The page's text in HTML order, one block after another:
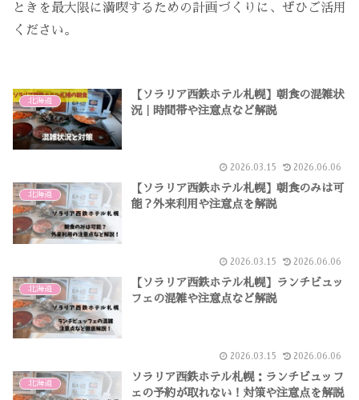
ときを最大限に満喫するための計画づくりに、ぜひご活用
ください。
北海道
【ソラリア西鉄ホテル札幌】朝食の混雑状
況｜時間帯や注意点など解説
2026.03.15 2026.06.06
北海道
【ソラリア西鉄ホテル札幌】朝食のみは可
能？外来利用や注意点を解説
2026.03.15 2026.06.06
北海道
【ソラリア西鉄ホテル札幌】ランチビュッ
フェの混雑や注意点など解説
2026.03.15 2026.06.06
北海道
ソラリア西鉄ホテル札幌：ランチビュッフ
ェの予約が取れない！対策や注意点を解説